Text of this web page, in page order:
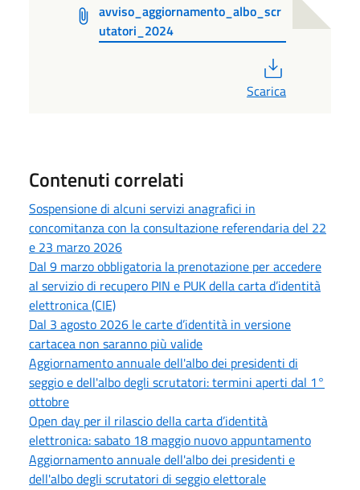
avviso_aggiornamento_albo_scr
utatori_2024
Scarica
Contenuti correlati
Sospensione di alcuni servizi anagrafici in
concomitanza con la consultazione referendaria del 22
e 23 marzo 2026
Dal 9 marzo obbligatoria la prenotazione per accedere
al servizio di recupero PIN e PUK della carta d’identità
elettronica (CIE)
Dal 3 agosto 2026 le carte d’identità in versione
cartacea non saranno più valide
Aggiornamento annuale dell'albo dei presidenti di
seggio e dell'albo degli scrutatori: termini aperti dal 1°
ottobre
Open day per il rilascio della carta d’identità
elettronica: sabato 18 maggio nuovo appuntamento
Aggiornamento annuale dell'albo dei presidenti e
dell'albo degli scrutatori di seggio elettorale